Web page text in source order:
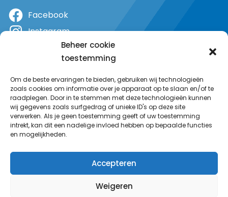
Beheer cookie
toestemming
Om de beste ervaringen te bieden, gebruiken wij technologieën
zoals cookies om informatie over je apparaat op te slaan en/of te
raadplegen. Door in te stemmen met deze technologieën kunnen
wij gegevens zoals surfgedrag of unieke ID's op deze site
verwerken. Als je geen toestemming geeft of uw toestemming
intrekt, kan dit een nadelige invloed hebben op bepaalde functies
en mogelijkheden.
Accepteren
Weigeren
Facebook
Instagram
YouTube